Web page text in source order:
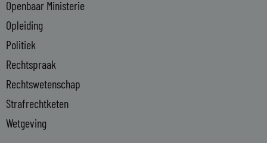
Openbaar Ministerie
Opleiding
Politiek
Rechtspraak
Rechtswetenschap
Strafrechtketen
Wetgeving